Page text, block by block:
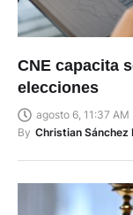
CNE capacita
elecciones
agosto 6, 11:37 AM
By Christian Sánchez